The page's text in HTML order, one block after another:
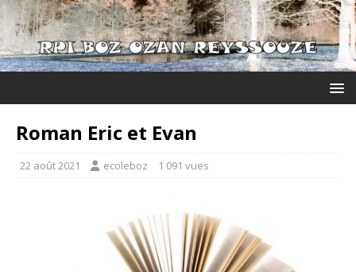
Roman Eric et Evan
22 août 2021 ecoleboz 1 091 vues